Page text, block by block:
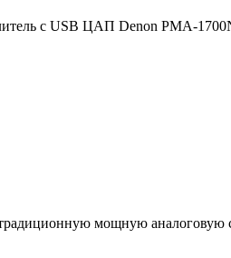
с USB ЦАП Denon PMA-
мощную